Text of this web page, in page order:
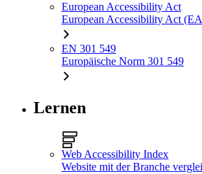
European Accessibility Act
European Accessibility Act
EN 301 549
Europäische Norm 301 549
Lernen
Web Accessibility Index
Website mit der Branche